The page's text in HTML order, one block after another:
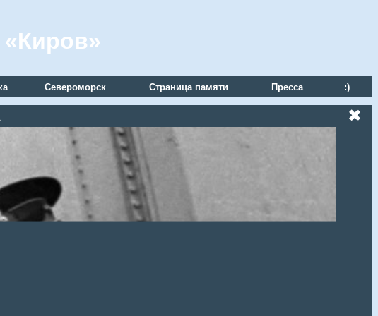
«Киров»
Североморск Страница памяти Пресса :)
✖